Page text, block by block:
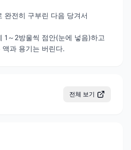
완전히 구부린 다음 당겨서
1～2방울씩 점안(눈에 넣음)하고
과 용기는 버린다.
전체 보기